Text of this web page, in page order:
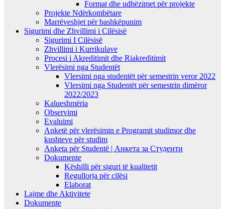
Format dhe udhëzimet për projekte
Projekte Ndërkombëtare
Marrëveshjet për bashkëpunim
Sigurimi dhe Zhvillimi i Cilësisë
Sigurimi I Cilësisë
Zhvillimi i Kurrikulave
Procesi i Akreditimit dhe Riakreditimit
Vlerësimi nga Studentët
Vlersimi nga studentët për semestrin veror 2022
Vlersimi nga Studentët për semestrin dimëror
2022/2023
Kalueshmëria
Observimi
Evaluimi
Anketë për vlerësimin e Programit studimor dhe
kushteve për studim
Anketa për Studentë | Анкета за Студенти
Dokumente
Këshilli për siguri të kualitetit
Regullorja për cilësi
Elaborat
Lajme dhe Aktivitete
Dokumente